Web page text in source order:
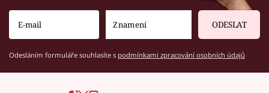
ODESLAT
Odesláním formuláře souhlasíte s podmínkami zpracování osobních údajů